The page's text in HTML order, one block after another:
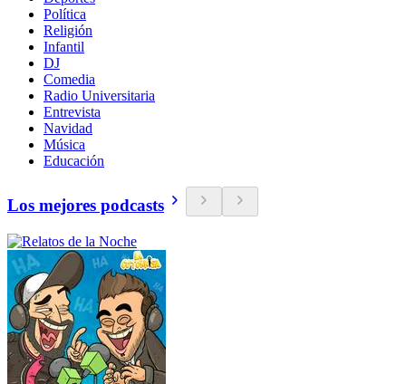
Política
Religión
Infantil
DJ
Comedia
Radio Universitaria
Entrevista
Navidad
Música
Educación
Los mejores podcasts